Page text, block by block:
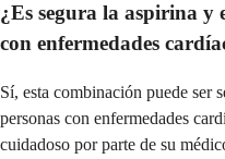
¿Es segura la aspirina
con enfermedades
Sí, esta combinación puede ser
personas con enfermedades
cuidadoso por parte de su